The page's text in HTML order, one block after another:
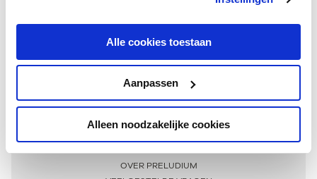
Alle cookies toestaan
Aanpassen
Alleen noodzakelijke cookies
Meer informatie
OVER PRELUDIUM